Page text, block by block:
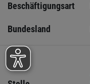
Beschäftigungsart
Bundesland